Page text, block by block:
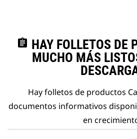
assignment HAY FOLLETOS DE
MUCHO MÁS
Hay folletos de productos
documentos informativos
en